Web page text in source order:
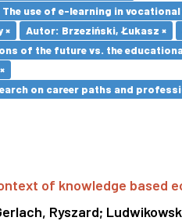
use of e-learning in
×
Autor: Brzeziński, Łukasz ×
of the future vs. the
on career paths and
of knowledge based
Ryszard;